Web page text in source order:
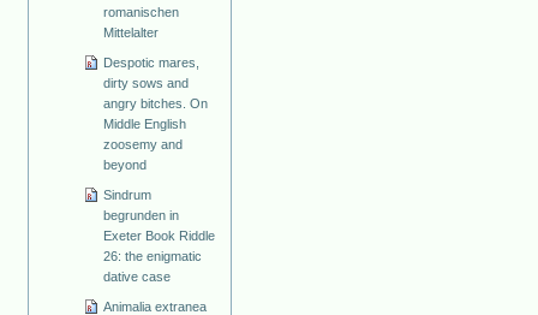
romanischen
Mittelalter
Despotic mares,
dirty sows and
angry bitches. On
Middle English
zoosemy and
beyond
Sindrum
begrunden in
Exeter Book Riddle
26: the enigmatic
dative case
Animalia extranea